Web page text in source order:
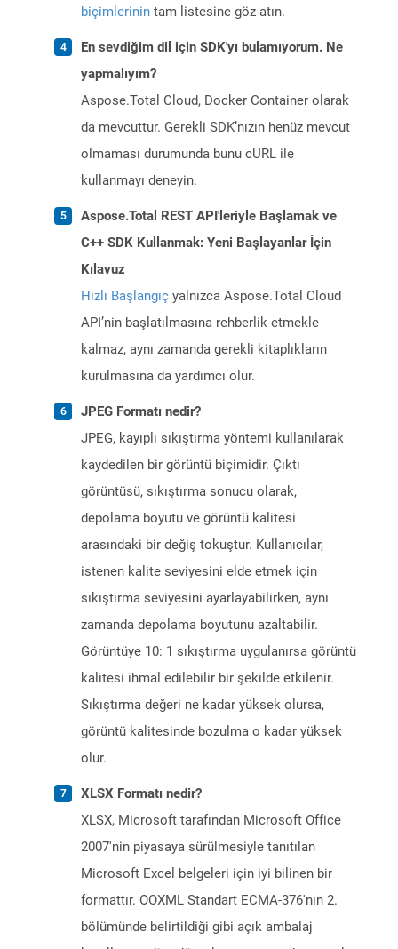
biçimlerinin tam listesine göz atın.
En sevdiğim dil için SDK'yı bulamıyorum. Ne
yapmalıyım?
Aspose.Total Cloud, Docker Container olarak
da mevcuttur. Gerekli SDK’nızın henüz mevcut
olmaması durumunda bunu cURL ile
kullanmayı deneyin.
Aspose.Total REST API'leriyle Başlamak ve
C++ SDK Kullanmak: Yeni Başlayanlar İçin
Kılavuz
Hızlı Başlangıç yalnızca Aspose.Total Cloud
API’nin başlatılmasına rehberlik etmekle
kalmaz, aynı zamanda gerekli kitaplıkların
kurulmasına da yardımcı olur.
JPEG Formatı nedir?
JPEG, kayıplı sıkıştırma yöntemi kullanılarak
kaydedilen bir görüntü biçimidir. Çıktı
görüntüsü, sıkıştırma sonucu olarak,
depolama boyutu ve görüntü kalitesi
arasındaki bir değiş tokuştur. Kullanıcılar,
istenen kalite seviyesini elde etmek için
sıkıştırma seviyesini ayarlayabilirken, aynı
zamanda depolama boyutunu azaltabilir.
Görüntüye 10: 1 sıkıştırma uygulanırsa görüntü
kalitesi ihmal edilebilir bir şekilde etkilenir.
Sıkıştırma değeri ne kadar yüksek olursa,
görüntü kalitesinde bozulma o kadar yüksek
olur.
XLSX Formatı nedir?
XLSX, Microsoft tarafından Microsoft Office
2007'nin piyasaya sürülmesiyle tanıtılan
Microsoft Excel belgeleri için iyi bilinen bir
formattır. OOXML Standart ECMA-376'nın 2.
bölümünde belirtildiği gibi açık ambalaj